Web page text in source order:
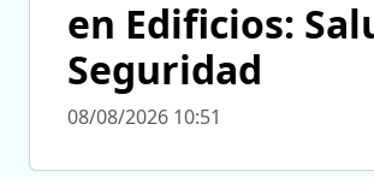
en Edificios:
Seguridad
08/08/2026 10:51